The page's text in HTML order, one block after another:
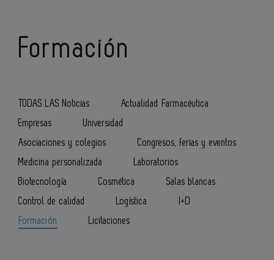
Formación
TODAS LAS Noticias
Actualidad Farmacéutica
Empresas
Universidad
Asociaciones y colegios
Congresos, ferias y eventos
Medicina personalizada
Laboratorios
Biotecnología
Cosmética
Salas blancas
Control de calidad
Logística
I+D
Formación
Licitaciones